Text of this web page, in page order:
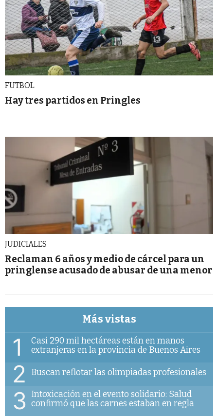
FUTBOL
Hay tres partidos en Pringles
JUDICIALES
Reclaman 6 años y medio de cárcel para un
pringlense acusado de abusar de una menor
Más vistas
1
Casi 290 mil hectáreas están en manos
extranjeras en la provincia de Buenos Aires
2 Buscan reflotar las olimpiadas profesionales
3
Intoxicación en el evento solidario: Salud
confirmó que las carnes estaban en regla